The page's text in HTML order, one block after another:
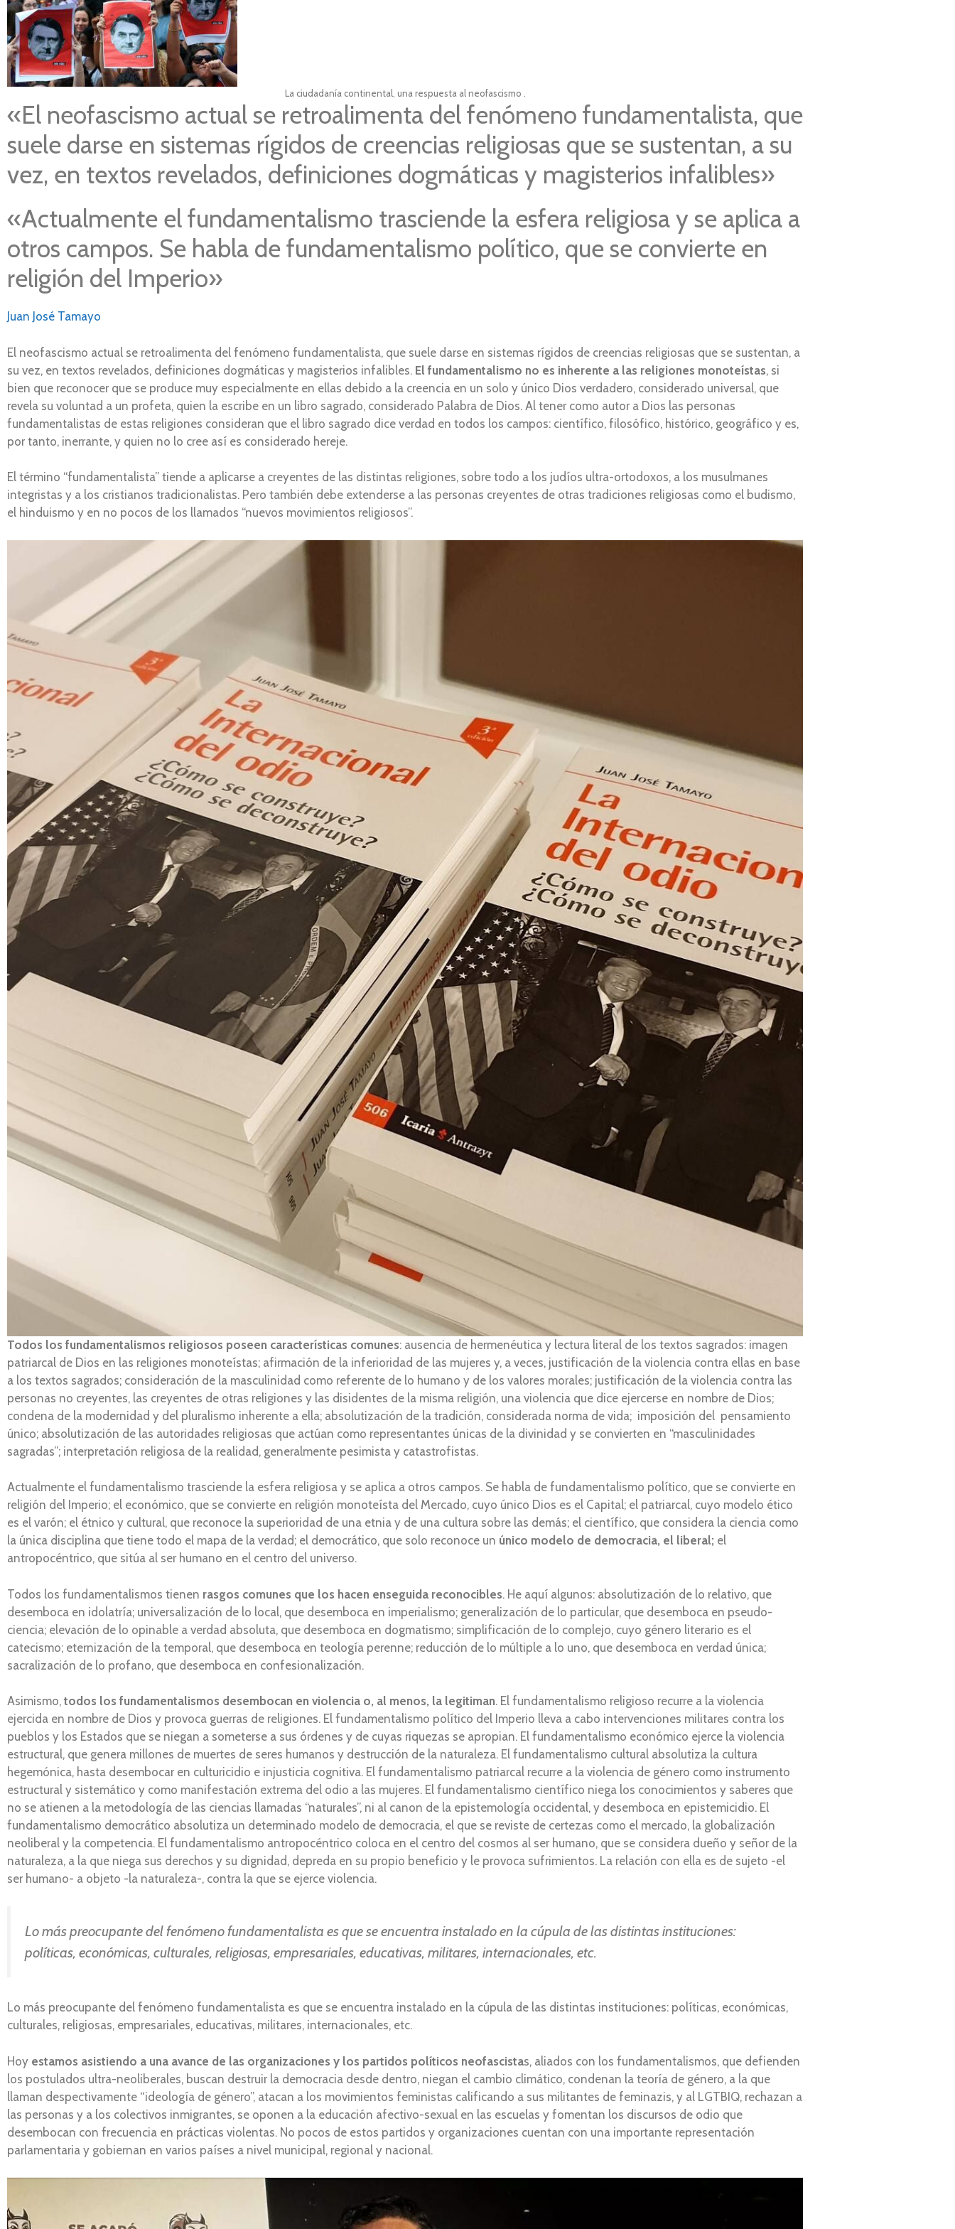
La ciudadanía continental, una respuesta al neofascismo .
«El neofascismo actual se retroalimenta del fenómeno fundamentalista, que
suele darse en sistemas rígidos de creencias religiosas que se sustentan, a su
vez, en textos revelados, definiciones dogmáticas y magisterios infalibles»
«Actualmente el fundamentalismo trasciende la esfera religiosa y se aplica a
otros campos. Se habla de fundamentalismo político, que se convierte en
religión del Imperio»
Juan José Tamayo
El neofascismo actual se retroalimenta del fenómeno fundamentalista, que suele darse en sistemas rígidos de creencias religiosas que se sustentan, a
su vez, en textos revelados, definiciones dogmáticas y magisterios infalibles. El fundamentalismo no es inherente a las religiones monoteístas, si
bien que reconocer que se produce muy especialmente en ellas debido a la creencia en un solo y único Dios verdadero, considerado universal, que
revela su voluntad a un profeta, quien la escribe en un libro sagrado, considerado Palabra de Dios. Al tener como autor a Dios las personas
fundamentalistas de estas religiones consideran que el libro sagrado dice verdad en todos los campos: científico, filosófico, histórico, geográfico y es,
por tanto, inerrante, y quien no lo cree así es considerado hereje.
El término “fundamentalista” tiende a aplicarse a creyentes de las distintas religiones, sobre todo a los judíos ultra-ortodoxos, a los musulmanes
integristas y a los cristianos tradicionalistas. Pero también debe extenderse a las personas creyentes de otras tradiciones religiosas como el budismo,
el hinduismo y en no pocos de los llamados “nuevos movimientos religiosos”.
Todos los fundamentalismos religiosos poseen características comunes: ausencia de hermenéutica y lectura literal de los textos sagrados: imagen
patriarcal de Dios en las religiones monoteístas; afirmación de la inferioridad de las mujeres y, a veces, justificación de la violencia contra ellas en base
a los textos sagrados; consideración de la masculinidad como referente de lo humano y de los valores morales; justificación de la violencia contra las
personas no creyentes, las creyentes de otras religiones y las disidentes de la misma religión, una violencia que dice ejercerse en nombre de Dios;
condena de la modernidad y del pluralismo inherente a ella; absolutización de la tradición, considerada norma de vida; imposición del pensamiento
único; absolutización de las autoridades religiosas que actúan como representantes únicas de la divinidad y se convierten en “masculinidades
sagradas”; interpretación religiosa de la realidad, generalmente pesimista y catastrofistas.
Actualmente el fundamentalismo trasciende la esfera religiosa y se aplica a otros campos. Se habla de fundamentalismo político, que se convierte en
religión del Imperio; el económico, que se convierte en religión monoteísta del Mercado, cuyo único Dios es el Capital; el patriarcal, cuyo modelo ético
es el varón; el étnico y cultural, que reconoce la superioridad de una etnia y de una cultura sobre las demás; el científico, que considera la ciencia como
la única disciplina que tiene todo el mapa de la verdad; el democrático, que solo reconoce un único modelo de democracia, el liberal; el
antropocéntrico, que sitúa al ser humano en el centro del universo.
Todos los fundamentalismos tienen rasgos comunes que los hacen enseguida reconocibles. He aquí algunos: absolutización de lo relativo, que
desemboca en idolatría; universalización de lo local, que desemboca en imperialismo; generalización de lo particular, que desemboca en pseudo-
ciencia; elevación de lo opinable a verdad absoluta, que desemboca en dogmatismo; simplificación de lo complejo, cuyo género literario es el
catecismo; eternización de la temporal, que desemboca en teología perenne; reducción de lo múltiple a lo uno, que desemboca en verdad única;
sacralización de lo profano, que desemboca en confesionalización.
Asimismo, todos los fundamentalismos desembocan en violencia o, al menos, la legitiman. El fundamentalismo religioso recurre a la violencia
ejercida en nombre de Dios y provoca guerras de religiones. El fundamentalismo político del Imperio lleva a cabo intervenciones militares contra los
pueblos y los Estados que se niegan a someterse a sus órdenes y de cuyas riquezas se apropian. El fundamentalismo económico ejerce la violencia
estructural, que genera millones de muertes de seres humanos y destrucción de la naturaleza. El fundamentalismo cultural absolutiza la cultura
hegemónica, hasta desembocar en culturicidio e injusticia cognitiva. El fundamentalismo patriarcal recurre a la violencia de género como instrumento
estructural y sistemático y como manifestación extrema del odio a las mujeres. El fundamentalismo científico niega los conocimientos y saberes que
no se atienen a la metodología de las ciencias llamadas “naturales”, ni al canon de la epistemología occidental, y desemboca en epistemicidio. El
fundamentalismo democrático absolutiza un determinado modelo de democracia, el que se reviste de certezas como el mercado, la globalización
neoliberal y la competencia. El fundamentalismo antropocéntrico coloca en el centro del cosmos al ser humano, que se considera dueño y señor de la
naturaleza, a la que niega sus derechos y su dignidad, depreda en su propio beneficio y le provoca sufrimientos. La relación con ella es de sujeto -el
ser humano- a objeto -la naturaleza-, contra la que se ejerce violencia.
Lo más preocupante del fenómeno fundamentalista es que se encuentra instalado en la cúpula de las distintas instituciones:
políticas, económicas, culturales, religiosas, empresariales, educativas, militares, internacionales, etc.
Lo más preocupante del fenómeno fundamentalista es que se encuentra instalado en la cúpula de las distintas instituciones: políticas, económicas,
culturales, religiosas, empresariales, educativas, militares, internacionales, etc.
Hoy estamos asistiendo a una avance de las organizaciones y los partidos políticos neofascistas, aliados con los fundamentalismos, que defienden
los postulados ultra-neoliberales, buscan destruir la democracia desde dentro, niegan el cambio climático, condenan la teoría de género, a la que
llaman despectivamente “ideología de género”, atacan a los movimientos feministas calificando a sus militantes de feminazis, y al LGTBIQ, rechazan a
las personas y a los colectivos inmigrantes, se oponen a la educación afectivo-sexual en las escuelas y fomentan los discursos de odio que
desembocan con frecuencia en prácticas violentas. No pocos de estos partidos y organizaciones cuentan con una importante representación
parlamentaria y gobiernan en varios países a nivel municipal, regional y nacional.